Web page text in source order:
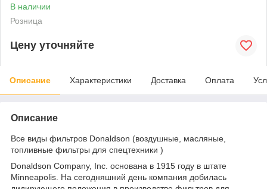
В наличии
Розница
Цену уточняйте
Описание Характеристики Доставка Оплата
Описание
Все виды фильтров Donaldson (воздушные, масляные,
топливные фильтры для спецтехники )
Donaldson Company, Inc. основана в 1915 году в штате
Minneapolis. На сегодняшний день компания добилась